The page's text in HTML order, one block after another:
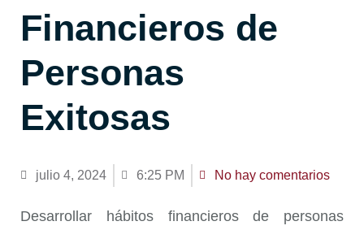
Financieros de
Personas
Exitosas
julio 4, 2024 6:25 PM No hay comentarios
Desarrollar
hábitos financieros de personas